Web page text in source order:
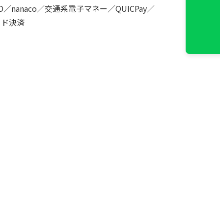
／nanaco／交通系電子マネー／QUICPay／
決済